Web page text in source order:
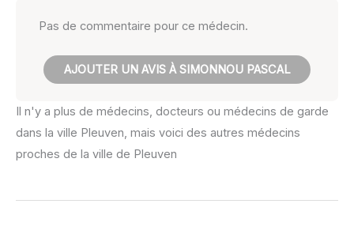
Pas de commentaire pour ce médecin.
AJOUTER UN AVIS À SIMONNOU PASCAL
Il n'y a plus de médecins, docteurs ou médecins de garde
dans la ville Pleuven, mais voici des autres médecins
proches de la ville de Pleuven